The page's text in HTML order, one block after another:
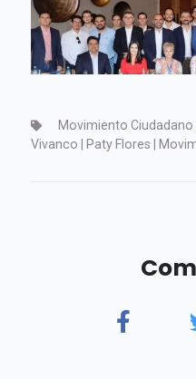
Movimiento Ciudadano
Vivanco | Paty Flores |